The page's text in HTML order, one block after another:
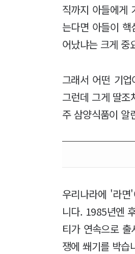
직까지 아들에게
는다면 아들이
어났냐는 크게 중
그래서 어떤 기
그런데 그게 딸
주 삼양식품이 알
우리나라에 '라
니다. 1985년엔
티가 연속으로
쟁에 쐐기를 박습